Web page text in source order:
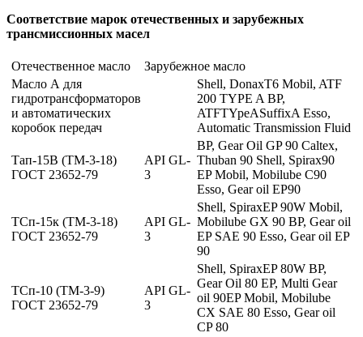
Соответствие марок отечественных и зарубежных
трансмиссионных масел
Отечественное масло
Зарубежное масло
Масло А для
гидротрансформаторов
и автоматических
коробок передач
Shell, DonaxT6 Mobil, ATF
200 TYPE A BP,
ATFTYpeASuffixA Esso,
Automatic Transmission Fluid
Тап-15В (ТМ-3-18)
ГОСТ 23652-79
API GL-
3
BP, Gear Oil GP 90 Caltex,
Thuban 90 Shell, Spirax90
EP Mobil, Mobilube C90
Esso, Gear oil EP90
ТСп-15к (ТМ-3-18)
ГОСТ 23652-79
API GL-
3
Shell, SpiraxEP 90W Mobil,
Mobilube GX 90 BP, Gear oil
EP SAE 90 Esso, Gear oil EP
90
ТСп-10 (ТМ-3-9)
ГОСТ 23652-79
API GL-
3
Shell, SpiraxEP 80W BP,
Gear Oil 80 EP, Multi Gear
oil 90EP Mobil, Mobilube
CX SAE 80 Esso, Gear oil
CP 80